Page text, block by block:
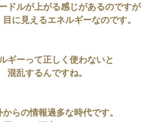
ドルが上がる感じがあるのですが
に見えるエネルギーなのです。
ギーって正しく使わないと
混乱するんですね。
らの情報過多な時代です。